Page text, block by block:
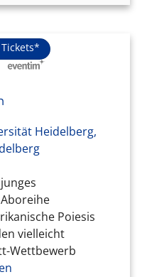
Tickets*
Heidelberg,
Poiesis
vielleicht
Wettbewerb